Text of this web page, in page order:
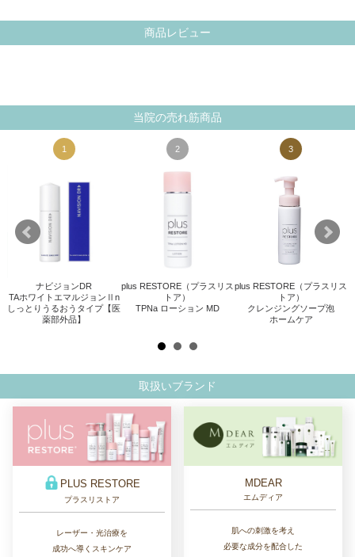
商品レビュー
当院の売れ筋商品
1
ナビジョンDR
TAホワイトエマルジョンⅡn
しっとりうるおうタイプ【医
薬部外品】
2
plus RESTORE（プラスリス
トア）
TPNa ローション MD
3
plus RESTORE（プラスリス
トア）
クレンジングソープ泡
ホームケア
取扱いブランド
PLUS RESTORE
プラスリストア
レーザー・光治療を
成功へ導くスキンケア
MDEAR
エムディア
肌への刺激を考え
必要な成分を配合した